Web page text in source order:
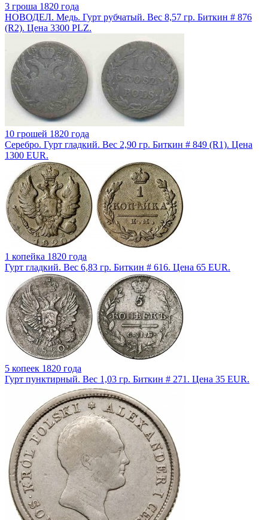
3 гроша 1820 года
НОВОДЕЛ. Медь. Гурт рубчатый. Вес 8,57 гр. Биткин # 876
(R2). Цена 3300 PLZ.
10 грошей 1820 года
Серебро. Гурт гладкий. Вес 2,90 гр. Биткин # 849 (R1). Цена
1300 EUR.
1 копейка 1820 года
Гурт гладкий. Вес 6,83 гр. Биткин # 616. Цена 65 EUR.
5 копеек 1820 года
Гурт пунктирный. Вес 1,03 гр. Биткин # 271. Цена 35 EUR.